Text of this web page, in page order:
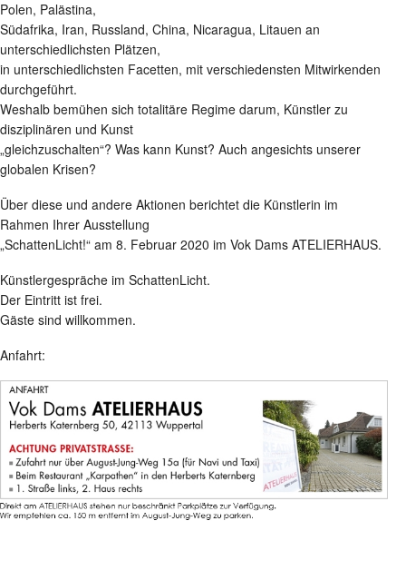
Polen, Palästina,
Südafrika, Iran, Russland, China, Nicaragua, Litauen an
unterschiedlichsten Plätzen,
in unterschiedlichsten Facetten, mit verschiedensten Mitwirkenden
durchgeführt.
Weshalb bemühen sich totalitäre Regime darum, Künstler zu
disziplinären und Kunst
„gleichzuschalten“? Was kann Kunst? Auch angesichts unserer
globalen Krisen?
Über diese und andere Aktionen berichtet die Künstlerin im
Rahmen Ihrer Ausstellung
„SchattenLicht!“ am 8. Februar 2020 im Vok Dams ATELIERHAUS.
Künstlergespräche im SchattenLicht.
Der Eintritt ist frei.
Gäste sind willkommen.
Anfahrt: